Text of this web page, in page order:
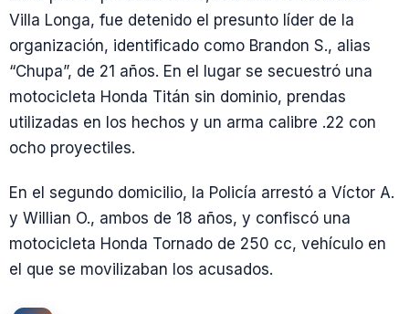
Villa Longa, fue detenido el presunto líder de la
organización, identificado como Brandon S., alias
“Chupa”, de 21 años. En el lugar se secuestró una
motocicleta Honda Titán sin dominio, prendas
utilizadas en los hechos y un arma calibre .22 con
ocho proyectiles.
En el segundo domicilio, la Policía arrestó a Víctor A.
y Willian O., ambos de 18 años, y confiscó una
motocicleta Honda Tornado de 250 cc, vehículo en
el que se movilizaban los acusados.